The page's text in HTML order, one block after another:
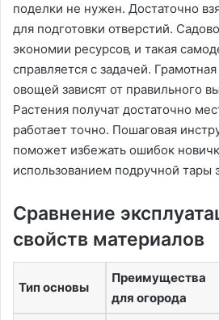
поделки не нужен. Достаточно
для подготовки отверстий.
экономии ресурсов‚ и такая
справляется с задачей.
овощей зависят от правильного
Растения получат достаточно
работает точно. Пошаговая
поможет избежать ошибок
использованием подручной тары
Сравнение
свойств материалов
Тип основы
Преимущества
для огорода